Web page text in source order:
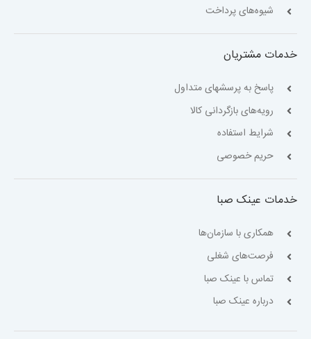
شیوه‌های پرداخت
خدمات مشتریان
پاسخ به پرسشهای متداول
رویه‌های بازگردانی کالا
شرایط استفاده
حریم خصوصی
خدمات عینک صبا
همکاری با سازمان‌ها
فرصت‌های شغلی
تماس با عینک صبا
درباره عینک صبا